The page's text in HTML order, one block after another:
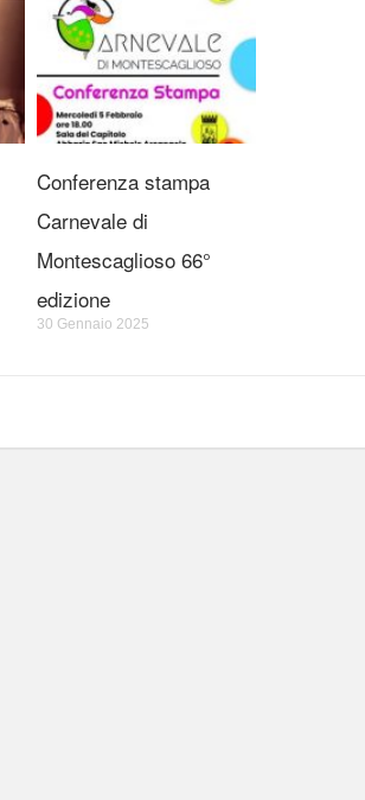
Conferenza stampa
Carnevale di
Montescaglioso 66°
edizione
30 Gennaio 2025